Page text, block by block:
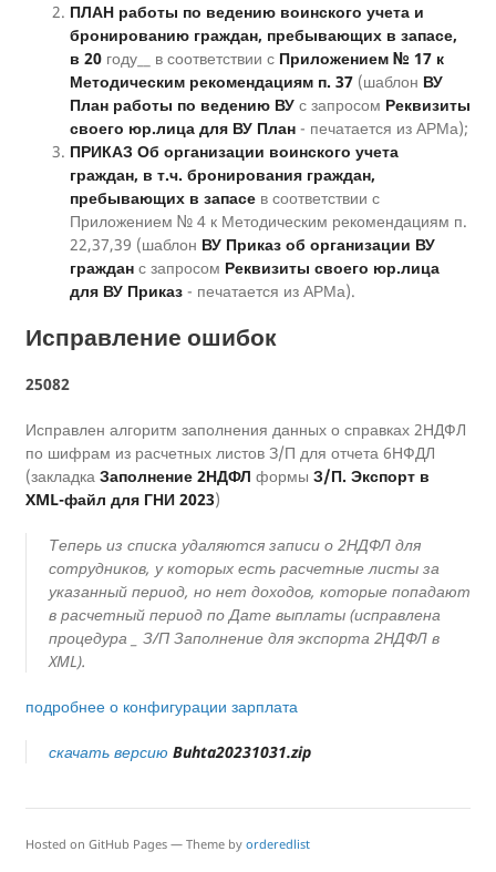
ПЛАН работы по ведению воинского учета и
бронированию граждан, пребывающих в запасе,
в 20 году__ в соответствии с Приложением № 17 к
Методическим рекомендациям п. 37 (шаблон ВУ
План работы по ведению ВУ с запросом Реквизиты
своего юр.лица для ВУ План - печатается из АРМа);
ПРИКАЗ Об организации воинского учета
граждан, в т.ч. бронирования граждан,
пребывающих в запасе в соответствии с
Приложением № 4 к Методическим рекомендациям п.
22,37,39 (шаблон ВУ Приказ об организации ВУ
граждан с запросом Реквизиты своего юр.лица
для ВУ Приказ - печатается из АРМа).
Исправление ошибок
25082
Исправлен алгоритм заполнения данных о справках 2НДФЛ
по шифрам из расчетных листов З/П для отчета 6НФДЛ
(закладка Заполнение 2НДФЛ формы З/П. Экспорт в
XML-файл для ГНИ 2023)
Теперь из списка удаляются записи о 2НДФЛ для
сотрудников, у которых есть расчетные листы за
указанный период, но нет доходов, которые попадают
в расчетный период по Дате выплаты (исправлена
процедура _ З/П Заполнение для экспорта 2НДФЛ в
XML).
подробнее о конфигурации зарплата
скачать версию Buhta20231031.zip
Hosted on GitHub Pages — Theme by orderedlist